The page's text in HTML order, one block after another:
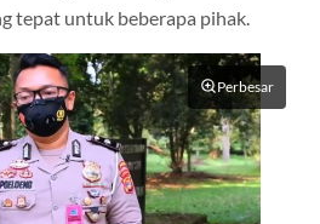
tepat untuk beberapa pihak.
Perbesar